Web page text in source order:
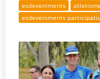
esdeveniments atletisme
esdeveniments